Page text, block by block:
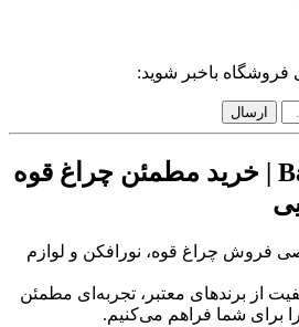
فروشگاه باخبر شوید:
بانه نور Baneh Nor | خرید مطمئن چراغ قوه
فروش چراغ قوه، نورافکن و لوازم
از برندهای معتبر، تجربه‌ای مطمئن
برای شما فراهم می‌کنیم.